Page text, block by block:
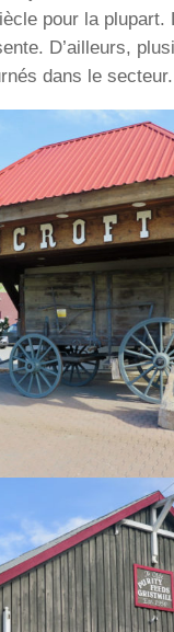
pour la plupart.
D’ailleurs,
dans le secteur.